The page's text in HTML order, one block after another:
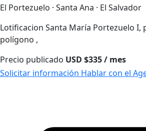
El Portezuelo · Santa Ana · El Salvador
Lotificacion Santa María Portezuelo I,
polígono ,
Precio publicado USD $335 / mes
Solicitar información Hablar con el